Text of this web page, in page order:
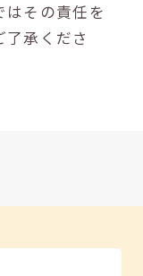
はその責任を
承くださ